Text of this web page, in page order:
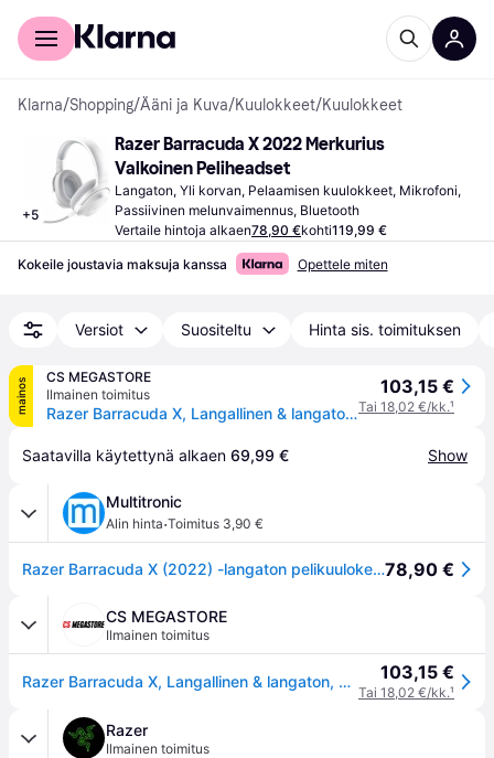
Kuluttajille
Klarna/Shopping/Ääni ja Kuva/Kuulokkeet/Kuulokkeet
+5
Razer Barracuda X 2022 Merkurius
Valkoinen Peliheadset
Langaton, Yli korvan, Pelaamisen kuulokkeet, Mikrofoni,
Passiivinen melunvaimennus, Bluetooth
Vertaile hintoja alkaen78,90 €kohti119,99 €
Kokeile joustavia maksuja kanssa Opettele miten
Versiot Suositeltu Hinta sis. toimituksen
mainos
CS MEGASTORE
Ilmainen toimitus
Razer Barracuda X, Langallinen & langaton, Pelaaminen, 20 - 20000 Hz, 271 g, Kuulokkeet, Valkoinen
103,15 €
Tai 18,02 €/kk.¹
Saatavilla käytettynä alkaen 69,99 € Show
Multitronic
Alin hinta·Toimitus 3,90 €
Razer Barracuda X (2022) -langaton pelikuulokemikrofoni, valkoinen78,90 €
CS MEGASTORE
Ilmainen toimitus
Razer Barracuda X, Langallinen & langaton, Pelaaminen, 20 - 20000 Hz, 271 g, Kuulokkeet, Valkoinen 103,15 €
Tai 18,02 €/kk.¹
Razer
Ilmainen toimitus